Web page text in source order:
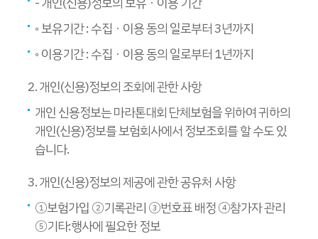
◦ 보유기간 : 수집ㆍ이용 동의 일로부터 3년까지
◦ 이용기간 : 수집ㆍ이용 동의 일로부터 1년까지
2. 개인(신용)정보의 조회에 관한 사항
개인 신용정보는 마라톤대회 단체보험을 위하여 귀하의
개인(신용)정보를 보험회사에서 정보조회를 할 수도 있
습니다.
3. 개인(신용)정보의 제공에 관한 공유처 사항
①보험가입 ②기록관리 ③번호표 배정 ④참가자 관리
⑤기타:행사에 필요한 정보